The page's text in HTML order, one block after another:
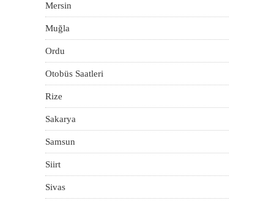
Mersin
Muğla
Ordu
Otobüs Saatleri
Rize
Sakarya
Samsun
Siirt
Sivas